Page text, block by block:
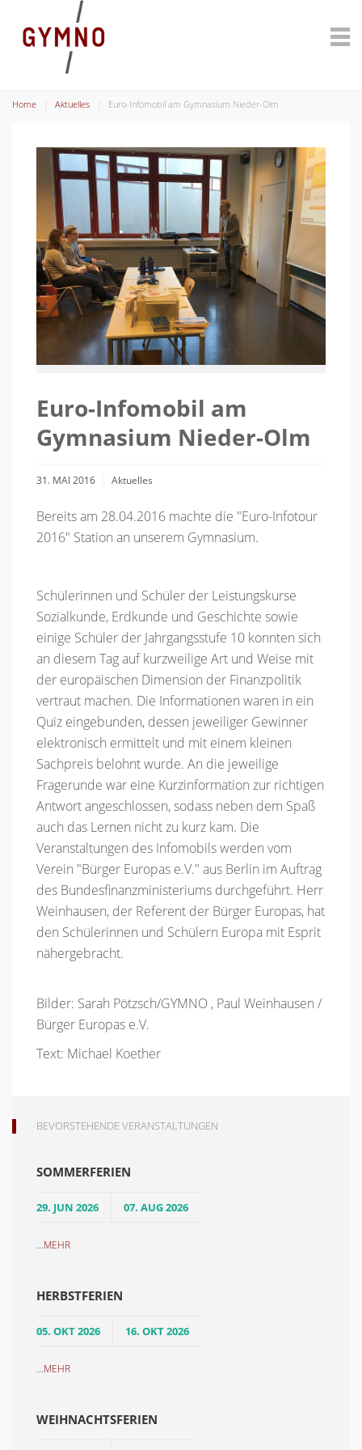
Home Aktuelles Euro-Infomobil am Gymnasium Nieder-Olm
Euro-Infomobil am
Gymnasium Nieder-Olm
31. MAI 2016 Aktuelles
Bereits am 28.04.2016 machte die "Euro-Infotour
2016" Station an unserem Gymnasium.
Schülerinnen und Schüler der Leistungskurse
Sozialkunde, Erdkunde und Geschichte sowie
einige Schüler der Jahrgangsstufe 10 konnten sich
an diesem Tag auf kurzweilige Art und Weise mit
der europäischen Dimension der Finanzpolitik
vertraut machen. Die Informationen waren in ein
Quiz eingebunden, dessen jeweiliger Gewinner
elektronisch ermittelt und mit einem kleinen
Sachpreis belohnt wurde. An die jeweilige
Fragerunde war eine Kurzinformation zur richtigen
Antwort angeschlossen, sodass neben dem Spaß
auch das Lernen nicht zu kurz kam. Die
Veranstaltungen des Infomobils werden vom
Verein "Bürger Europas e.V." aus Berlin im Auftrag
des Bundesfinanzministeriums durchgeführt. Herr
Weinhausen, der Referent der Bürger Europas, hat
den Schülerinnen und Schülern Europa mit Esprit
nähergebracht.
Bilder: Sarah Pötzsch/GYMNO , Paul Weinhausen /
Bürger Europas e.V.
Text: Michael Koether
BEVORSTEHENDE VERANSTALTUNGEN
SOMMERFERIEN
29. JUN 2026 07. AUG 2026
...MEHR
HERBSTFERIEN
05. OKT 2026 16. OKT 2026
...MEHR
WEIHNACHTSFERIEN